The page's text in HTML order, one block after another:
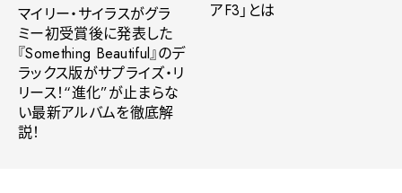
マイリー・サイラスがグラ
ミー初受賞後に発表した
『Something Beautiful』のデ
ラックス版がサプライズ・リ
リース！“進化”が止まらな
い最新アルバムを徹底解
説！
アF3」とは